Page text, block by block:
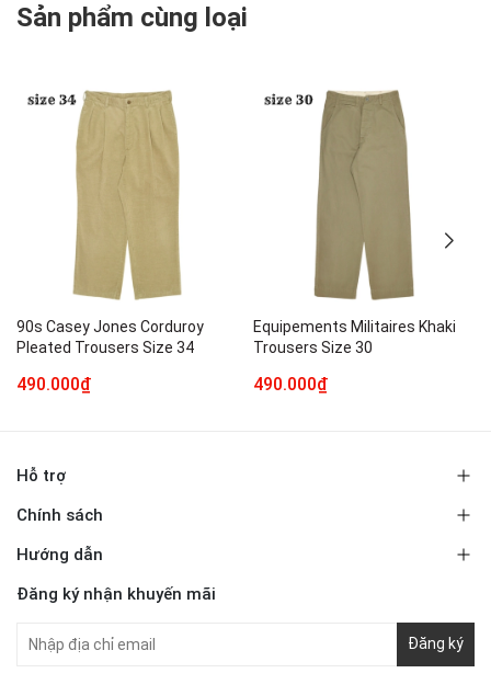
Sản phẩm cùng loại
90s Casey Jones Corduroy
Pleated Trousers Size 34
490.000₫
Equipements Militaires Khaki
Trousers Size 30
490.000₫
Hỗ trợ
Chính sách
Hướng dẫn
Đăng ký nhận khuyến mãi
Đăng ký